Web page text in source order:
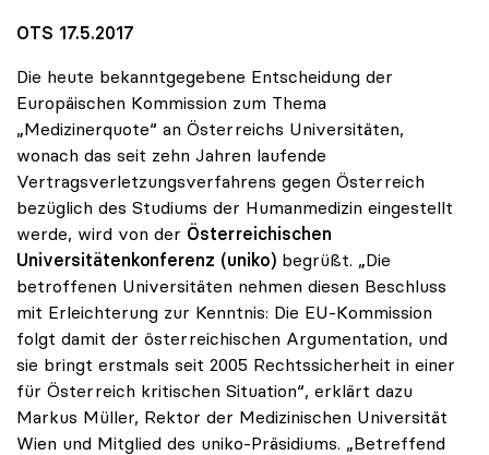
OTS 17.5.2017
Die heute bekanntgegebene Entscheidung der
Europäischen Kommission zum Thema
„Medizinerquote“ an Österreichs Universitäten,
wonach das seit zehn Jahren laufende
Vertragsverletzungsverfahrens gegen Österreich
bezüglich des Studiums der Humanmedizin eingestellt
werde, wird von der Österreichischen
Universitätenkonferenz (uniko) begrüßt. „Die
betroffenen Universitäten nehmen diesen Beschluss
mit Erleichterung zur Kenntnis: Die EU-Kommission
folgt damit der österreichischen Argumentation, und
sie bringt erstmals seit 2005 Rechtssicherheit in einer
für Österreich kritischen Situation“, erklärt dazu
Markus Müller, Rektor der Medizinischen Universität
Wien und Mitglied des uniko-Präsidiums. „Betreffend